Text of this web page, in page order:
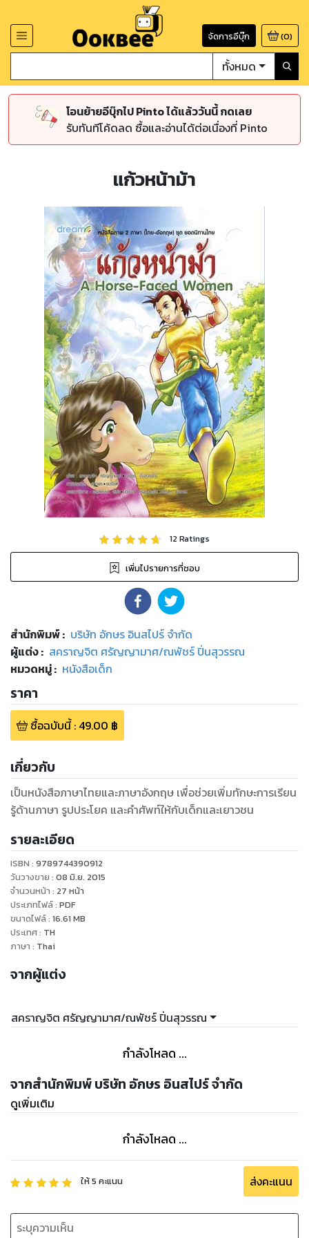
จัดการอีบุ๊ก (0)
ทั้งหมด
โอนย้ายอีบุ๊กไป Pinto ได้แล้ววันนี้ กดเลย
รับทันทีโค้ดลด ซื้อและอ่านได้ต่อเนื่องที่ Pinto
แก้วหน้าม้า
12Ratings
เพิ่มไปรายการที่ชอบ
สำนักพิมพ์: บริษัท อักษร อินสไปร์ จำกัด
ผู้แต่ง : สคราญจิต ศรัญญามาศ/ณพัชร์ ปิ่นสุวรรณ
หมวดหมู่: หนังสือเด็ก
ราคา
ซื้อฉบับนี้: 49.00 ฿
เกี่ยวกับ
เป็นหนังสือภาษาไทยและภาษาอังกฤษ เพื่อช่วยเพิ่มทักษะการเรียน
รู้ด้านภาษา รูปประโยค และคำศัพท์ให้กับเด็กและเยาวชน
รายละเอียด
ISBN : 9789744390912
วันวางขาย : 08 มิ.ย. 2015
จำนวนหน้า : 27 หน้า
ประเภทไฟล์: PDF
ขนาดไฟล์: 16.61 MB
ประเทศ: TH
ภาษา : Thai
จากผู้แต่ง
สคราญจิต ศรัญญามาศ/ณพัชร์ ปิ่นสุวรรณ
กำลังโหลด ...
จากสำนักพิมพ์ บริษัท อักษร อินสไปร์ จำกัด
ดูเพิ่มเติม
กำลังโหลด ...
ให้5 คะแนน ส่งคะแนน